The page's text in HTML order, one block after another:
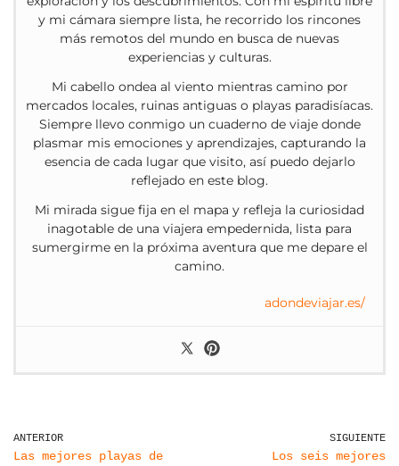
y mi cámara siempre lista, he recorrido los rincones
más remotos del mundo en busca de nuevas
experiencias y culturas.
Mi cabello ondea al viento mientras camino por
mercados locales, ruinas antiguas o playas paradisíacas.
Siempre llevo conmigo un cuaderno de viaje donde
plasmar mis emociones y aprendizajes, capturando la
esencia de cada lugar que visito, así puedo dejarlo
reflejado en este blog.
Mi mirada sigue fija en el mapa y refleja la curiosidad
inagotable de una viajera empedernida, lista para
sumergirme en la próxima aventura que me depare el
camino.
adondeviajar.es/
ANTERIOR
Las mejores playas de
SIGUIENTE
Los seis mejores